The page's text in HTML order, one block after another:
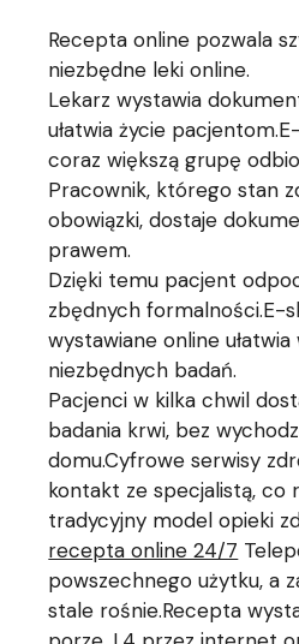
Recepta online pozwala
niezbędne leki online.
Lekarz wystawia
ułatwia życie
coraz większą grupę
Pracownik, którego stan
obowiązki, dostaje
prawem.
Dzięki temu pacjent
zbędnych formalności.E-
wystawiane online ułatwia
niezbędnych badań.
Pacjenci w kilka chwil
badania krwi, bez
domu.Cyfrowe serwisy
kontakt ze specjalistą, co
tradycyjny model opieki
recepta online 24/7
powszechnego użytku, a
stale rośnie.Recepta